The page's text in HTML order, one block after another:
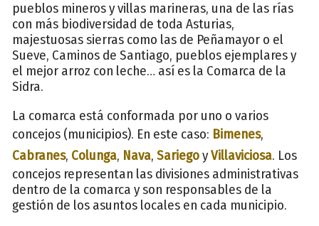
pueblos mineros y villas marineras, una de las rías
con más biodiversidad de toda Asturias,
majestuosas sierras como las de Peñamayor o el
Sueve, Caminos de Santiago, pueblos ejemplares y
el mejor arroz con leche… así es la Comarca de la
Sidra.
La comarca está conformada por uno o varios
concejos (municipios). En este caso: Bimenes,
Cabranes, Colunga, Nava, SariegoyVillaviciosa. Los
concejos representan las divisiones administrativas
dentro de la comarca y son responsables de la
gestión de los asuntos locales en cada municipio.